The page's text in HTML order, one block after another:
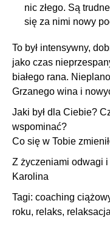
nic złego. Są
się za nimi nowy
To był intensywny,
jako czas
białego rana.
Grzanego wina i
Jaki był dla Ciebie?
wspominać?
Co się w Tobie
Z życzeniami odwagi
Karolina
Tagi: coaching
roku, relaks,